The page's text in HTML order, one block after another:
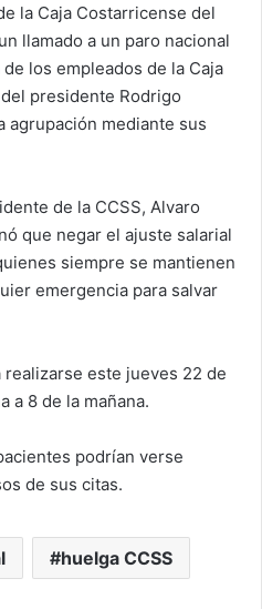
la Caja Costarricense del
llamado a un paro nacional
los empleados de la Caja
presidente Rodrigo
agrupación mediante sus
de la CCSS, Alvaro
que negar el ajuste salarial
siempre se mantienen
emergencia para salvar
realizarse este jueves 22 de
a 8 de la mañana.
podrían verse
de sus citas.
huelga CCSS